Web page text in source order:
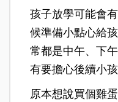
孩子放學可能會
候準備小點心給
常都是中午、下
有要擔心後續小
原本想說買個雞